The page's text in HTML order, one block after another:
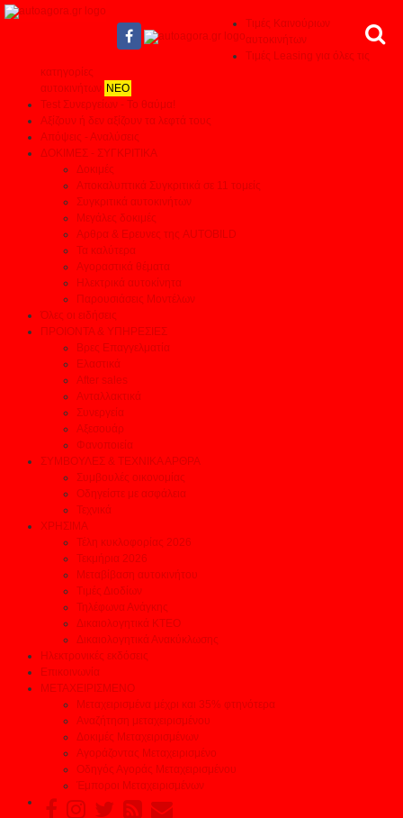
Τιμές Καινούριων
αυτοκινήτων
Τιμές Leasing για όλες τις
κατηγορίες
αυτοκινήτων ΝΕΟ
Test Συνεργείων - Το θαύμα!
Αξίζουν ή δεν αξίζουν τα λεφτά τους
Απόψεις - Αναλύσεις
ΔΟΚΙΜΕΣ - ΣΥΓΚΡΙΤΙΚΑ
Δοκιμές
Αποκαλυπτικά Συγκριτικά σε 11 τομείς
Συγκριτικά αυτοκινήτων
Μεγάλες δοκιμές
Αρθρα & Ερευνες της AUTOBILD
Τα καλύτερα
Αγοραστικά θέματα
Ηλεκτρικά αυτοκίνητα
Παρουσιάσεις Μοντέλων
Όλες οι ειδήσεις
ΠΡΟΙΟΝΤΑ & ΥΠΗΡΕΣΙΕΣ
Βρες Επαγγελματία
Ελαστικά
After sales
Ανταλλακτικά
Συνεργεία
Αξεσουάρ
Φανοποιεία
ΣΥΜΒΟΥΛΕΣ & ΤΕΧΝΙΚΑ ΑΡΘΡΑ
Συμβουλές οικονομίας
Οδηγείστε με ασφάλεια
Τεχνικά
ΧΡΗΣΙΜΑ
Τέλη κυκλοφορίας 2026
Τεκμήρια 2026
Μεταβίβαση αυτοκινήτου
Τιμές Διοδίων
Τηλέφωνα Ανάγκης
Δικαιολογητικά ΚΤΕΟ
Δικαιολογητικά Ανακύκλωσης
Ηλεκτρονικές εκδόσεις
Επικοινωνία
ΜΕΤΑΧΕΙΡΙΣΜΕΝΟ
Μεταχειρισμένα μέχρι και 35% φτηνότερα
Αναζήτηση μεταχειρισμένου
Δοκιμές Μεταχειρισμένων
Αγοράζοντας Μεταχειρισμένο
Οδηγός Αγοράς Μεταχειρισμένου
Έμποροι Μεταχειρισμένων